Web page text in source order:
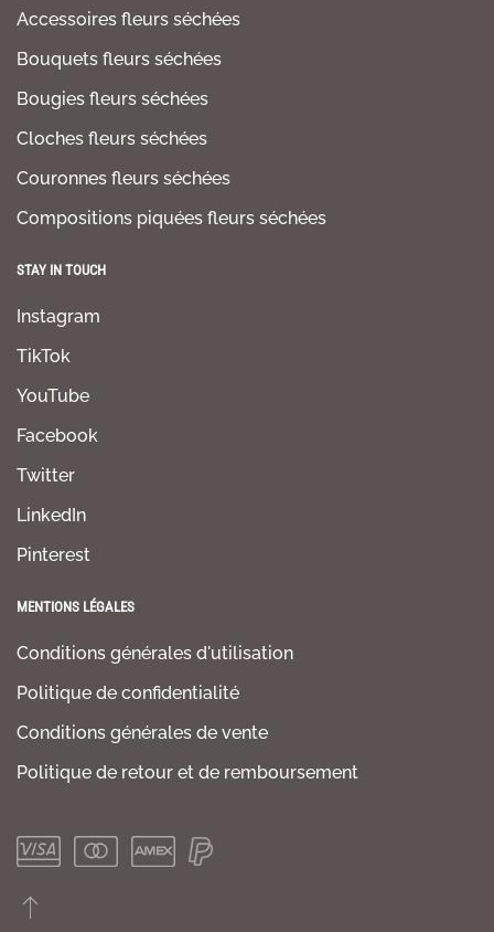
Accessoires fleurs séchées
Bouquets fleurs séchées
Bougies fleurs séchées
Cloches fleurs séchées
Couronnes fleurs séchées
Compositions piquées fleurs séchées
STAY IN TOUCH
Instagram
TikTok
YouTube
Facebook
Twitter
LinkedIn
Pinterest
MENTIONS LÉGALES
Conditions générales d'utilisation
Politique de confidentialité
Conditions générales de vente
Politique de retour et de remboursement